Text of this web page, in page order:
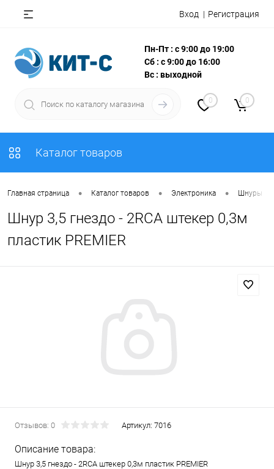
Вход Регистрация
Пн-Пт : с 9:00 до 19:00
Сб : с 9:00 до 16:00
Вс : выходной
0 0
Каталог товаров
Главная страница • Каталог товаров • Электроника • Шнуры
Шнур 3,5 гнездо - 2RCA штекер 0,3м
пластик PREMIER
Отзывов: 0 Артикул: 7016
Описание товара:
Шнур 3,5 гнездо - 2RCA штекер 0,3м пластик PREMIER